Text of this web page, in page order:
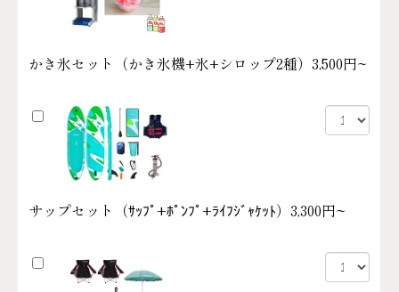
かき氷セット（かき氷機+氷+シロップ2種） 3,500円~
サップセット（ｻｯﾌﾟ+ﾎﾟﾝﾌﾟ+ﾗｲﾌｼﾞｬｹｯﾄ） 3,300円~